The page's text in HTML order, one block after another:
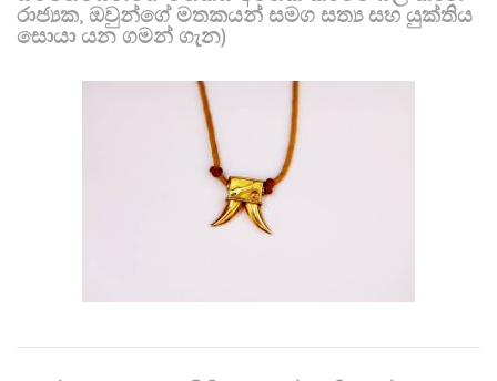
රාජ්‍යක, ඔවුන්ගේ මතකයන් සමග සත්‍ය සහ යුක්තිය
සොයා යන ගමන් ගැන)